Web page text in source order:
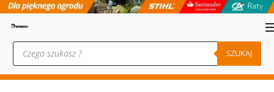
Wyszukiwarka
produktów SZUKAJ